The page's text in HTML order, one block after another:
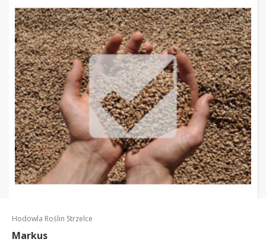
Hodowla Roślin Strzelce
Markus